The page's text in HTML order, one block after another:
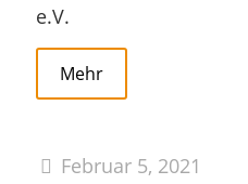
e.V.
Mehr
Februar 5, 2021